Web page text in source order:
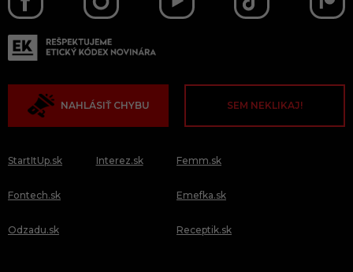
NAHLÁSIŤ CHYBU SEM NEKLIKAJ!
StartItUp.sk
Fontech.sk
Odzadu.sk
Interez.sk Femm.sk
Emefka.sk
Receptik.sk